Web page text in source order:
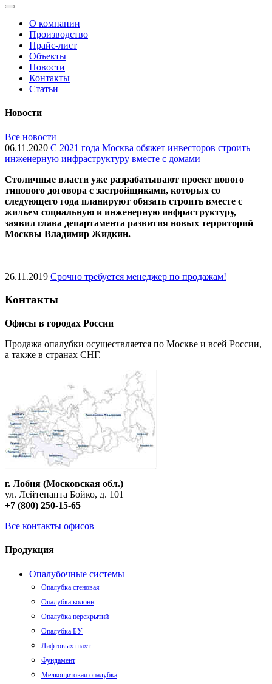
О компании
Производство
Прайс-лист
Объекты
Новости
Контакты
Статьи
Новости
Все новости
06.11.2020 С 2021 года Москва обяжет инвесторов строить
инженерную инфраструктуру вместе с домами
Cтоличные власти уже разрабатывают проект нового
типового договора с застройщиками, которых со
следующего года планируют обязать строить вместе с
жильем социальную и инженерную инфраструктуру,
заявил глава департамента развития новых территорий
Москвы Владимир Жидкин.
26.11.2019 Срочно требуется менеджер по продажам!
Контакты
Офисы в городах России
Продажа опалубки осуществляется по Москве и всей России,
а также в странах СНГ.
г. Лобня (Московская обл.)
ул. Лейтенанта Бойко, д. 101
+7 (800) 250-15-65
Все контакты офисов
Продукция
Опалубочные системы
Опалубка стеновая
Опалубка колонн
Опалубка перекрытий
Опалубка БУ
Лифтовых шахт
Фундамент
Мелкощитовая опалубка